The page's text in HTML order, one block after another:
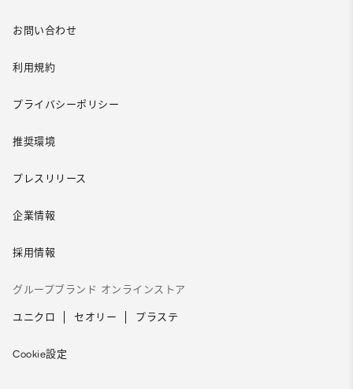
お問い合わせ
利用規約
プライバシーポリシー
推奨環境
プレスリリース
企業情報
採用情報
グループブランド オンラインストア
ユニクロ セオリー プラステ
Cookie設定